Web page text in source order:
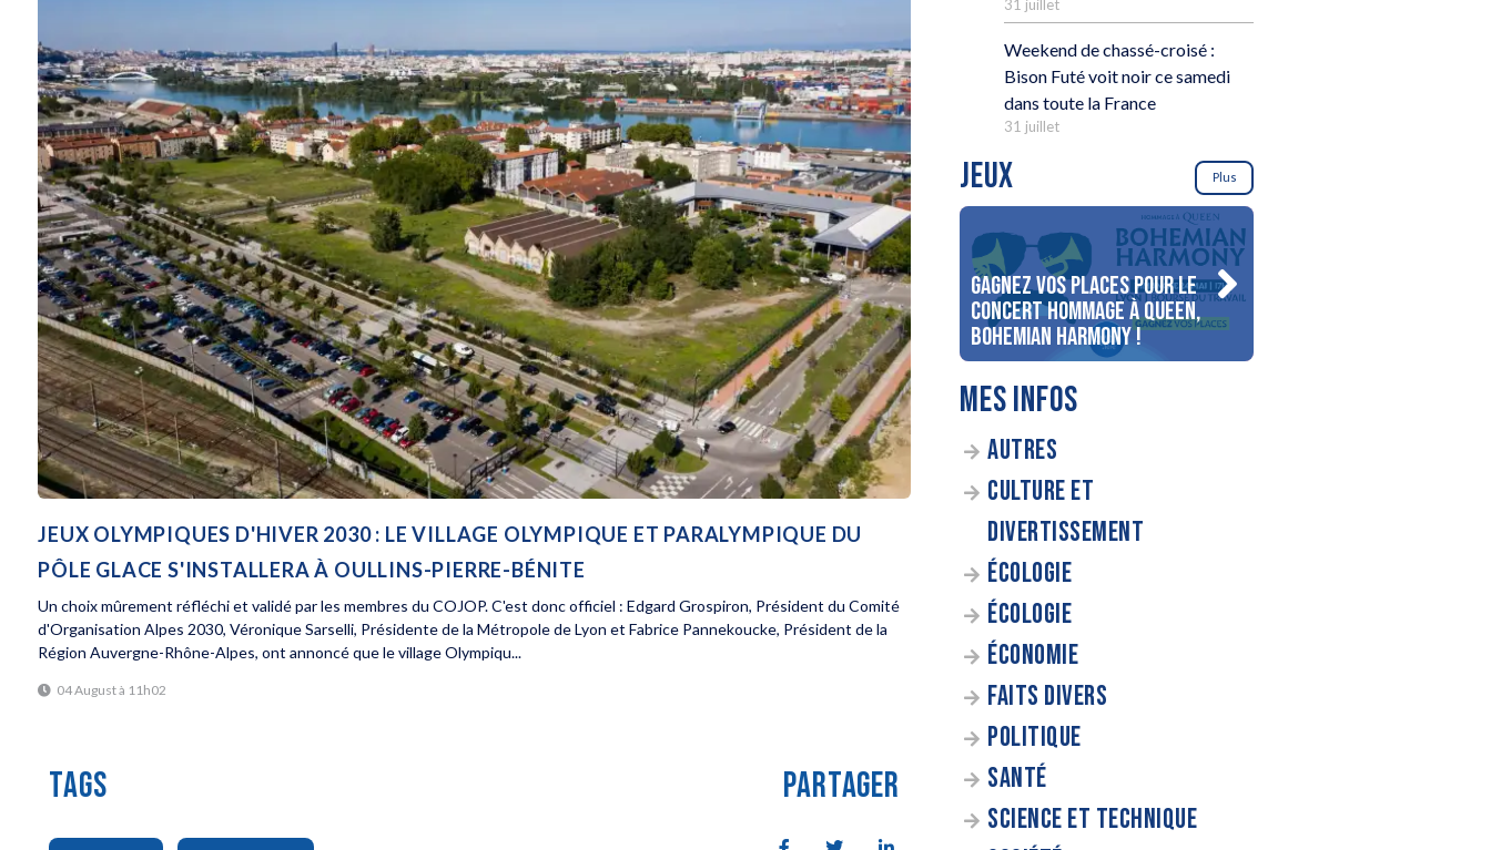
JEUX OLYMPIQUES D'HIVER 2030 : LE VILLAGE OLYMPIQUE ET PARALYMPIQUE DU
PÔLE GLACE S'INSTALLERA À OULLINS-PIERRE-BÉNITE
Un choix mûrement réfléchi et validé par les membres du COJOP. C'est donc officiel : Edgard Grospiron, Président du Comité
d'Organisation Alpes 2030, Véronique Sarselli, Présidente de la Métropole de Lyon et Fabrice Pannekoucke, Président de la
Région Auvergne-Rhône-Alpes, ont annoncé que le village Olympiqu...
04 August à 11h02
TAGS
,
PARTAGER
31 juillet
Weekend de chassé-croisé :
Bison Futé voit noir ce samedi
dans toute la France
31 juillet
JEUX Plus
Gagnez vos places pour le
concert Hommage à Queen,
Bohemian Harmony !
MES INFOS
AUTRES
CULTURE ET
DIVERTISSEMENT
ÉCOLOGIE
ÉCOLOGIE
ÉCONOMIE
FAITS DIVERS
POLITIQUE
SANTÉ
SCIENCE ET TECHNIQUE